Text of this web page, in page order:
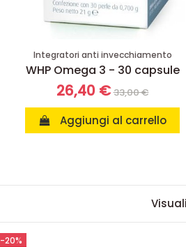
Integratori anti invecchiamento
WHP Omega 3 - 30 capsule
26,40 € 33,00 €
Aggiungi al carrello
-20%